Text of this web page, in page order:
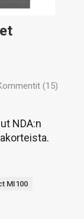
(15)
NDA:n
MI100